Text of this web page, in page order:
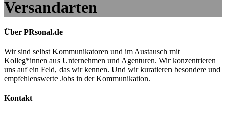
Versandarten
Über PRsonal.de
Wir sind selbst Kommunikatoren und im Austausch mit
Kolleg*innen aus Unternehmen und Agenturen. Wir konzentrieren
uns auf ein Feld, das wir kennen. Und wir kuratieren besondere und
empfehlenswerte Jobs in der Kommunikation.
Kontakt